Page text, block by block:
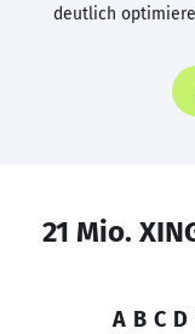
deutlich
21 Mio.
A B C D